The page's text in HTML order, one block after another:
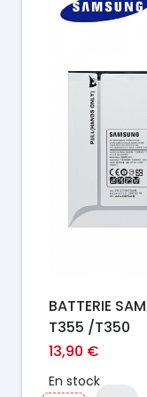
BATTERIE
T355 /T350
13,90 €
En stock